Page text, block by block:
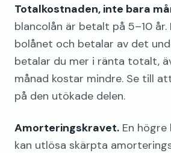
Totalkostnaden, inte bara
blancolån är betalt på 5–10 år.
bolånet och betalar av det
betalar du mer i ränta totalt,
månad kostar mindre. Se till
på den utökade delen.
Amorteringskravet. En
kan utlösa skärpta